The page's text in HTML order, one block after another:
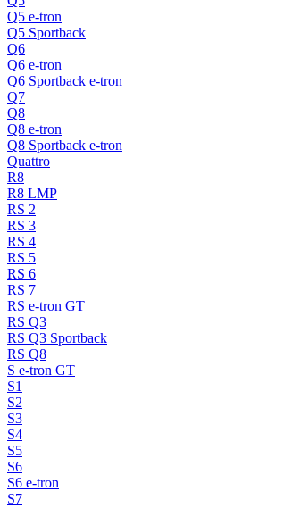
Q5 e-tron
Q5 Sportback
Q6
Q6 e-tron
Q6 Sportback e-tron
Q7
Q8
Q8 e-tron
Q8 Sportback e-tron
Quattro
R8
R8 LMP
RS 2
RS 3
RS 4
RS 5
RS 6
RS 7
RS e-tron GT
RS Q3
RS Q3 Sportback
RS Q8
S e-tron GT
S1
S2
S3
S4
S5
S6
S6 e-tron
S7